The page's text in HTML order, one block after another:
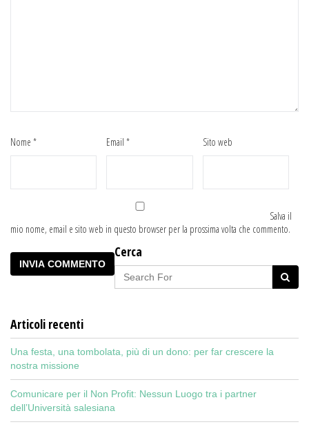
Nome * Email* Sito web
Salva il
mio nome, email e sito web in questo browser per la prossima volta che commento.
Cerca
Articoli recenti
Una festa, una tombolata, più di un dono: per far crescere la
nostra missione
Comunicare per il Non Profit: Nessun Luogo tra i partner
dell’Università salesiana